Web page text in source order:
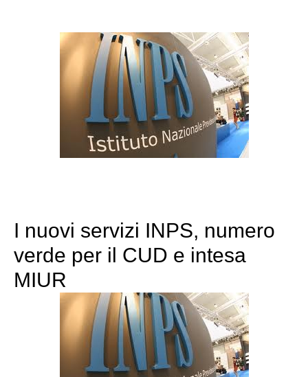
I nuovi servizi INPS, numero
verde per il CUD e intesa
MIUR